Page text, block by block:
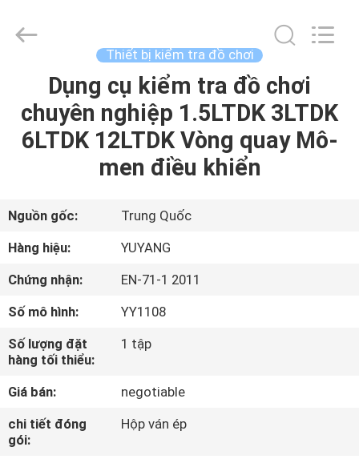
TRANG
CHỦ
PHẨM
HƯỚNG
VR
CHÚNG
TÔI
2026
DONGGUAN
Rights
Reserved.
Thiết bị kiểm tra đồ chơi
Dụng cụ kiểm tra đồ chơi
chuyên nghiệp 1.5LTDK 3LTDK
6LTDK 12LTDK Vòng quay Mô-
men điều khiển
Nguồn gốc:
Trung Quốc
Hàng hiệu:
YUYANG
Chứng nhận:
EN-71-1 2011
Số mô hình:
YY1108
Số lượng đặt
hàng tối thiểu:
1 tập
Giá bán:
negotiable
chi tiết đóng
gói:
Hộp ván ép